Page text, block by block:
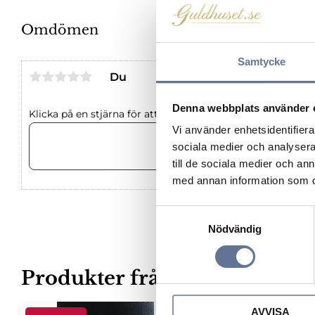
Samtycke
Denna webbplats använder
Vi använder
sociala medier och
till de sociala medier och
med annan information som
y
Nödvändig
AVVISA
Omdömen
Du
Klicka på en stjärna för att sätta ditt betyg
Produkter från samma